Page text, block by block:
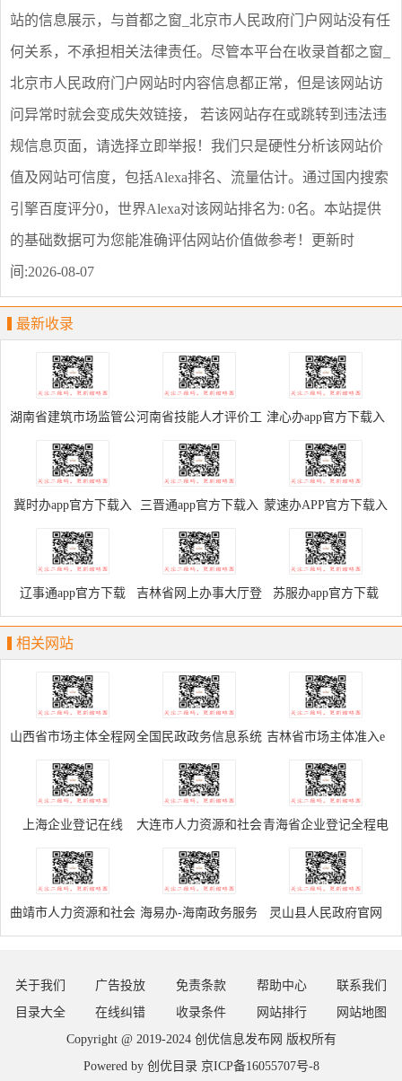
站的信息展示，与首都之窗_北京市人民政府门户网站没有任
何关系，不承担相关法律责任。尽管本平台在收录首都之窗_
北京市人民政府门户网站时内容信息都正常，但是该网站访
问异常时就会变成失效链接， 若该网站存在或跳转到违法违
规信息页面，请选择立即举报 ！我们只是硬性分析该网站价
值及网站可信度，包括Alexa排名、流量估计。通过国内搜索
引擎百度评分0，世界Alexa对该网站排名为: 0名。本站提供
的基础数据可为您能准确评估网站价值做参考！ 更新时
间:2026-08-07
最新收录
湖南省建筑市场监管公
共服务平台
河南省技能人才评价工
作网
津心办app官方下载入
口
冀时办app官方下载入
口
三晋通app官方下载入
口
蒙速办APP官方下载入
口
辽事通app官方下载 吉林省网上办事大厅登
录入口
苏服办app官方下载
相关网站
山西省市场主体全程网
办服务平台
全国民政政务信息系统
登录门户
吉林省市场主体准入e
窗通系统
上海企业登记在线 大连市人力资源和社会
保障局网上办事大厅
青海省企业登记全程电
子化平台
曲靖市人力资源和社会 海易办-海南政务服务 灵山县人民政府官网
关于我们 广告投放 免责条款 帮助中心
联系我们
目录大全
在线纠错 收录条件 网站排行
网站地图
Copyright @ 2019-2024 创优信息发布网 版权所有
Powered by 创优目录 京ICP备16055707号-8